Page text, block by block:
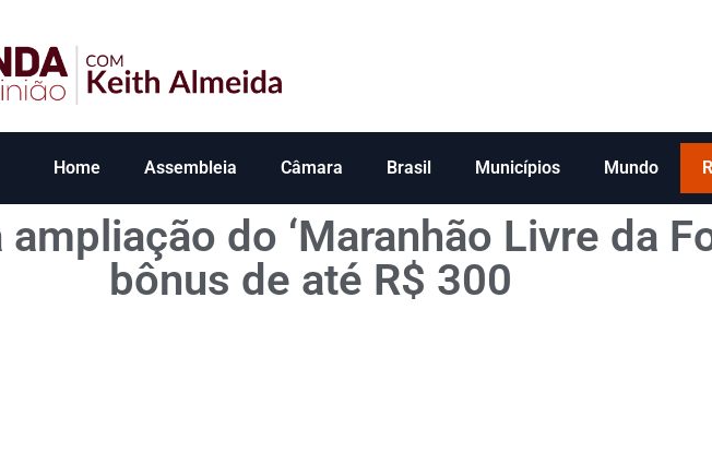
Home Assembleia Câmara Brasil Municípios Mundo
do ‘Maranhão Livre da
bônus de até R$ 300